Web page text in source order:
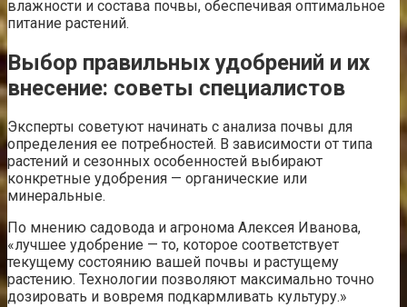
влажности и состава почвы, обеспечивая оптимальное
питание растений.
Выбор правильных удобрений и их
внесение: советы специалистов
Эксперты советуют начинать с анализа почвы для
определения ее потребностей. В зависимости от типа
растений и сезонных особенностей выбирают
конкретные удобрения — органические или
минеральные.
По мнению садовода и агронома Алексея Иванова,
«лучшее удобрение — то, которое соответствует
текущему состоянию вашей почвы и растущему
растению. Технологии позволяют максимально точно
дозировать и вовремя подкармливать культуру.»